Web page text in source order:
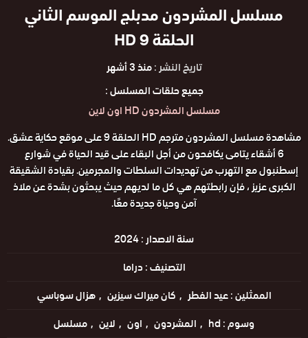
مسلسل المشردون مدبلج الموسم الثاني
الحلقة 9 HD
تاريخ النشر :منذ 3 أشهر
جميع حلقات المسلسل :
مسلسل المشردون HD اون لاين
مشاهدة مسلسل المشردون مترجم HD الحلقة 9 على موقع حكاية عشق.
6 أشقاء يتامى يكافحون من أجل البقاء على قيد الحياة في شوارع
إسطنبول مع التهرب من تهديدات السلطات والمجرمين. بقيادة الشقيقة
الكبرى عزيز ، فإن رابطتهم هي كل ما لديهم حيث يبحثون بشدة عن ملاذ
آمن وحياة جديدة معًا.
سنة الاصدار :2024
التصنيف :دراما
الممثلين :عيد الفطر كان ميراك سيزين
هزال سوباسي
وسوم :hd المشردون اون لاين مسلسل